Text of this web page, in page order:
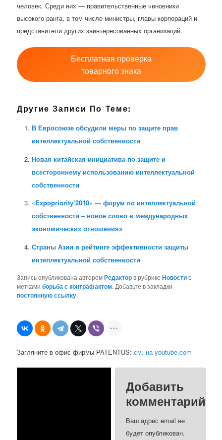
человек. Среди них — правительственные чиновники
высокого ранга, в том числе министры, главы корпораций и
представители других заинтересованных организаций.
Бесплатная проверка
товарного знака
Другие Записи По Теме:
В Евросоюзе обсудили меры по защите прав
интеллектуальной собственности
Новая китайская инициатива по защите и
всестороннему использованию интеллектуальной
собственности
«Expopriority’2010» — форум по интеллектуальной
собственности – новое слово в международных
экономических отношениях
Страны Азии в рейтинге эффективности защиты
интеллектуальной собственности
Запись опубликована авторомРедакторв рубрикеНовостис
меткамиборьба с контрафактом. Добавьте в закладки
постоянную ссылку.
Загляните в офис фирмы PATENTUS:см. на youtube.com
Добавить
комментарий
Ваш адрес email не
будет опубликован.